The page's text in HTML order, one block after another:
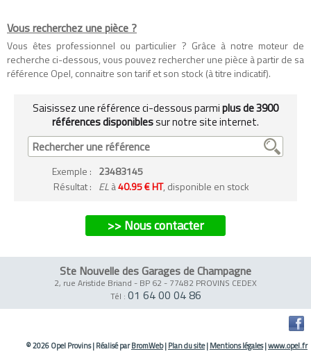
Vous recherchez une pièce ?
Vous êtes professionnel ou particulier ? Grâce à notre moteur de
recherche ci-dessous, vous pouvez rechercher une pièce à partir de sa
référence Opel, connaitre son tarif et son stock (à titre indicatif).
Saisissez une référence ci-dessous parmiplus de 3900
références disponiblessur notre site internet.
Exemple : 23483145
Résultat : ELà40.95 € HT, disponible en stock
>> Nous contacter
Ste Nouvelle des Garages de Champagne
2, rue Aristide Briand - BP 62 - 77482 PROVINS CEDEX
Tél : 01 64 00 04 86
© 2026 Opel Provins|Réalisé parBromWeb|Plan du site|Mentions légales|www.opel.fr